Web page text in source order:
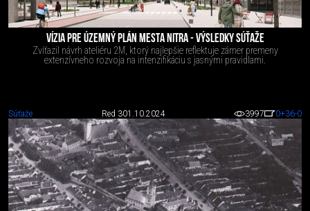
VÍZIA PRE ÚZEMNÝ PLÁN MESTA NITRA - VÝSLEDKY SÚŤAŽE
Zvíťazil návrh ateliéru 2M, ktorý najlepšie reflektuje zámer premeny
extenzívneho rozvoja na intenzifikáciu s jasnými pravidlami.
Súťaže Red 301.10.2024 3997 0+36-0